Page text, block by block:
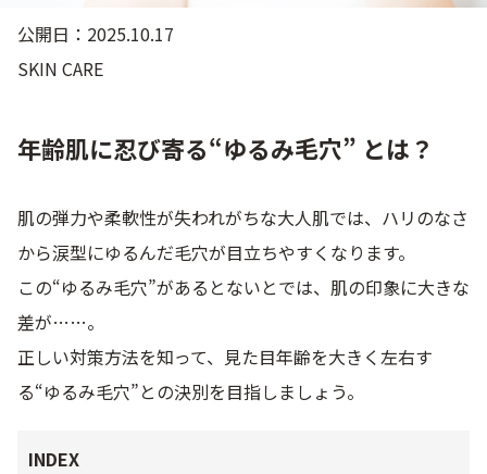
プロダクトラインから探す
お悩みから探す
乾燥
シミ・そばかす ゆるみ・ハリ
シワ
公開日：2025.10.17
SKIN CARE
年齢肌に忍び寄る“ゆるみ毛穴” とは？
肌の弾力や柔軟性が失われがちな大人肌では、ハリのなさ
から涙型にゆるんだ毛穴が目立ちやすくなります。
この“ゆるみ毛穴”があるとないとでは、肌の印象に大きな
差が……。
正しい対策方法を知って、見た目年齢を大きく左右す
る“ゆるみ毛穴”との決別を目指しましょう。
INDEX